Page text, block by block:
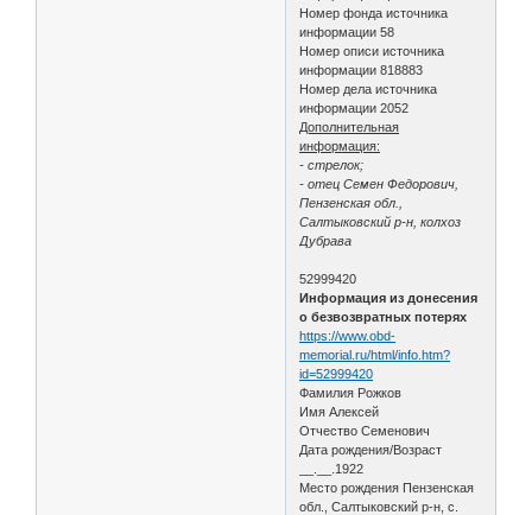
Номер фонда источника
информации 58
Номер описи источника
информации 818883
Номер дела источника
информации 2052
Дополнительная
информация:
- стрелок;
- отец Семен Федорович,
Пензенская обл.,
Салтыковский р-н, колхоз
Дубрава
52999420
Информация из донесения
о безвозвратных потерях
https://www.obd-
memorial.ru/html/info.htm?
id=52999420
Фамилия Рожков
Имя Алексей
Отчество Семенович
Дата рождения/Возраст
__.__.1922
Место рождения Пензенская
обл., Салтыковский р-н, с.